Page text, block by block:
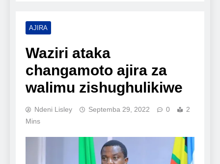
AJIRA
Waziri ataka
changamoto ajira za
walimu zishughulikiwe
Ndeni Lisley Septemba 29, 2022 0
2
Mins